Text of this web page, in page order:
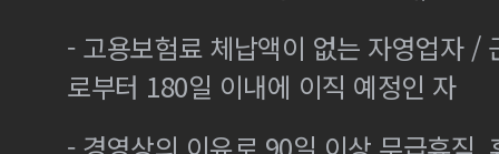
- 고용보험료 체납액이 없는 자영업자 /
로부터 180일 이내에 이직 예정인 자